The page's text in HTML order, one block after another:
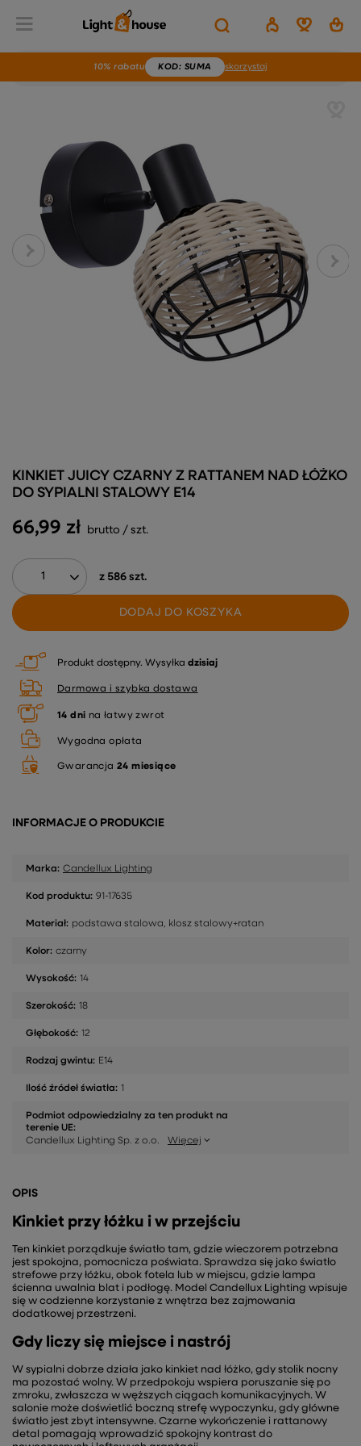
10% rabatu KOD: SUMA skorzystaj
66,99 zł brutto / szt.
z 586 szt.
DODAJ DO KOSZYKA
KINKIET JUICY CZARNY Z RATTANEM NAD ŁÓŻKO
DO SYPIALNI STALOWY E14
Produkt dostępny Wysyłka dzisiaj
Darmowa i szybka dostawa
14 dni na łatwy zwrot
Wygodna opłata
Gwarancja 24 miesiące
INFORMACJE O PRODUKCIE
Marka: Candellux Lighting
Kod produktu: 91-17635
Materiał: podstawa stalowa, klosz stalowy+ratan
Kolor: czarny
Wysokość: 14
Szerokość: 18
Głębokość: 12
Rodzaj gwintu: E14
Ilość źródeł światła: 1
Podmiot odpowiedzialny za ten produkt na
terenie UE:
Candellux Lighting Sp. z o.o.
Więcej
OPIS
Kinkiet przy łóżku i w przejściu
Ten kinkiet porządkuje światło tam, gdzie wieczorem potrzebna
jest spokojna, pomocnicza poświata. Sprawdza się jako światło
strefowe przy łóżku, obok fotela lub w miejscu, gdzie lampa
ścienna uwalnia blat i podłogę. Model Candellux Lighting wpisuje
się w codzienne korzystanie z wnętrza bez zajmowania
dodatkowej przestrzeni.
Gdy liczy się miejsce i nastrój
W sypialni dobrze działa jako kinkiet nad łóżko, gdy stolik nocny
ma pozostać wolny. W przedpokoju wspiera poruszanie się po
zmroku, zwłaszcza w węższych ciągach komunikacyjnych. W
salonie może doświetlić boczną strefę wypoczynku, gdy główne
światło jest zbyt intensywne. Czarne wykończenie i rattanowy
detal pomagają wprowadzić spokojny kontrast do